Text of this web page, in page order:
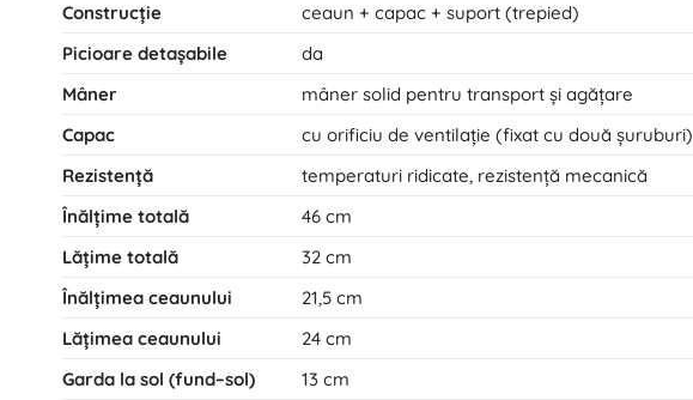
Construcție
ceaun + capac + suport (trepied)
Picioare detașabile
da
Mâner
mâner solid pentru transport și agățare
Capac
cu orificiu de ventilație (fixat cu două șuruburi)
Rezistență
temperaturi ridicate, rezistență mecanică
Înălțime totală
46 cm
Lățime totală
32 cm
Înălțimea ceaunului
21,5 cm
Lățimea ceaunului
24 cm
Garda la sol (fund–sol)
13 cm